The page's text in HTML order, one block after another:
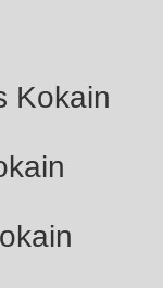
Kokain